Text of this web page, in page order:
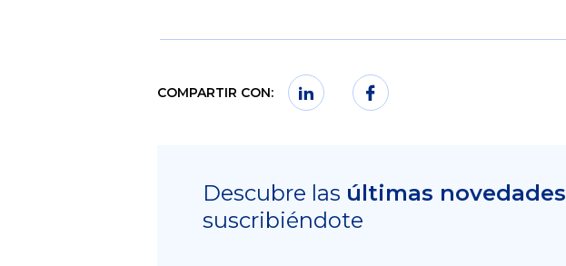
COMPARTIR CON:
Descubre las últimas novedades
suscribiéndote